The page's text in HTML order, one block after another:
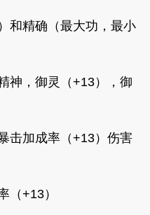
和精确（最大功，最小
神，御灵（+13），御
击加成率（+13）伤害
（+13）